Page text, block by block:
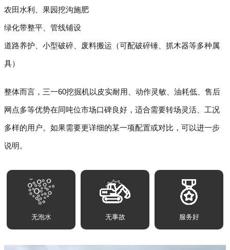
农田水利、果园挖沟施肥
绿化带整平、管线铺设
道路养护、小型破碎、废料搬运（可配破碎锤、抓木器等多种属
具）
整体而言，三一60挖掘机以皮实耐用、动作灵敏、油耗低、售后
网点多等优势在同吨位市场口碑良好，适合需要转场灵活、工况
多样的用户。如果需要更详细的某一项配置或对比，可以进一步
说明。
无泡水 无事故 服务好